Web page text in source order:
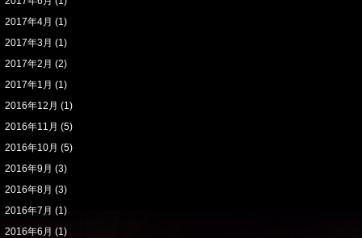
2017年4月 (1)
2017年3月 (1)
2017年2月 (2)
2017年1月 (1)
2016年12月 (1)
2016年11月 (5)
2016年10月 (5)
2016年9月 (3)
2016年8月 (3)
2016年7月 (1)
2016年6月 (1)